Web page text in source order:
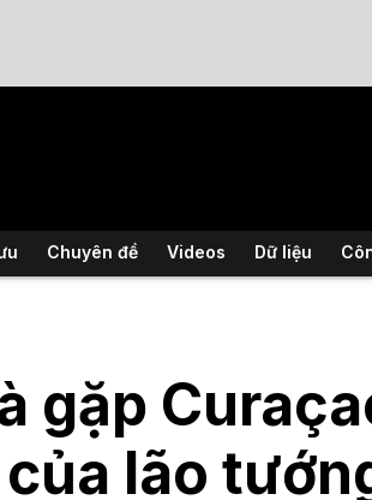
Chuyên đề Videos Dữ liệu
gặp
lão